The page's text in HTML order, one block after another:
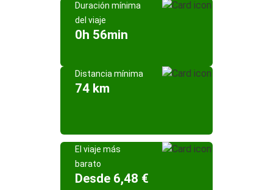
Duración mínima
del viaje
0h 56min
Distancia mínima
74 km
El viaje más
barato
Desde 6,48 €